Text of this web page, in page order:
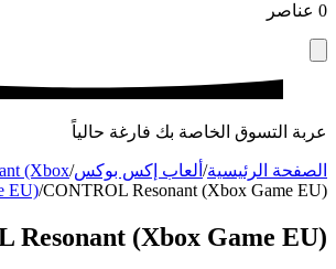
0 عناصر
عربة التسوق الخاصة بك فارغة حالياً
الصفحة الرئيسية/ ألعاب إكس بوكس/
(Xbox
EU)/CONTROL Resonant (Xbox Game EU)
Resonant (Xbox Game EU)